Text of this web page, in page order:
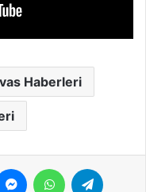
Haberleri
MessengerWhatsApp